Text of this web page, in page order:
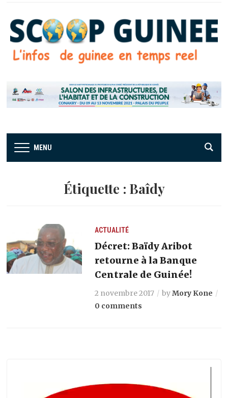
MENU
Étiquette : Baîdy
ACTUALITÉ
Décret: Baïdy Aribot
retourne à la Banque
Centrale de Guinée!
2 novembre 2017 byMory Kone
0 comments